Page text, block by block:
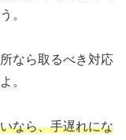
。
なら取るべき対応
。
なら、手遅れにな